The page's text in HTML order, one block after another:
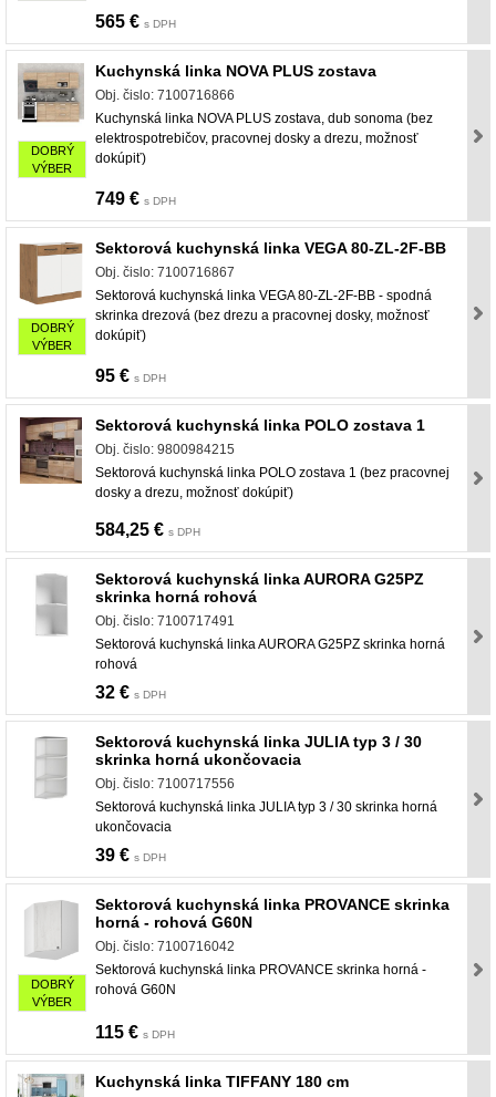
565 € s DPH
DOBRÝ
VÝBER
Kuchynská linka NOVA PLUS zostava
Obj. čislo: 7100716866
Kuchynská linka NOVA PLUS zostava, dub sonoma (bez
elektrospotrebičov, pracovnej dosky a drezu, možnosť
dokúpiť)
749 € s DPH
DOBRÝ
VÝBER
Sektorová kuchynská linka VEGA 80-ZL-2F-BB
Obj. čislo: 7100716867
Sektorová kuchynská linka VEGA 80-ZL-2F-BB - spodná
skrinka drezová (bez drezu a pracovnej dosky, možnosť
dokúpiť)
95 € s DPH
Sektorová kuchynská linka POLO zostava 1
Obj. čislo: 9800984215
Sektorová kuchynská linka POLO zostava 1 (bez pracovnej
dosky a drezu, možnosť dokúpiť)
584,25 € s DPH
Sektorová kuchynská linka AURORA G25PZ
skrinka horná rohová
Obj. čislo: 7100717491
Sektorová kuchynská linka AURORA G25PZ skrinka horná
rohová
32 € s DPH
Sektorová kuchynská linka JULIA typ 3 / 30
skrinka horná ukončovacia
Obj. čislo: 7100717556
Sektorová kuchynská linka JULIA typ 3 / 30 skrinka horná
ukončovacia
39 € s DPH
DOBRÝ
VÝBER
Sektorová kuchynská linka PROVANCE skrinka
horná - rohová G60N
Obj. čislo: 7100716042
Sektorová kuchynská linka PROVANCE skrinka horná -
rohová G60N
115 € s DPH
Kuchynská linka TIFFANY 180 cm